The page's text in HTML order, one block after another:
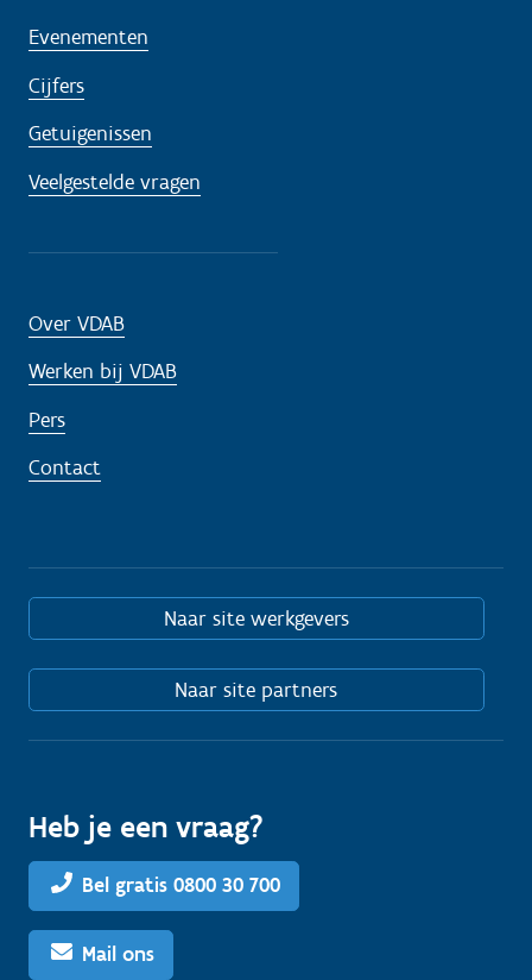
Evenementen
Cijfers
Getuigenissen
Veelgestelde vragen
Over VDAB
Werken bij VDAB
Pers
Contact
Naar site werkgevers
Naar site partners
Heb je een vraag?
Bel gratis 0800 30 700
Mail ons